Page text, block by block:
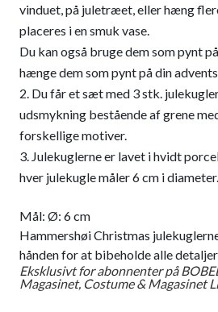
vinduet, på juletræet, eller hæng
placeres i en smuk vase.
Du kan også bruge dem som pynt
hænge dem som pynt på din
Du får et sæt med 3 stk.
udsmykning bestående af grene
forskellige motiver.
Julekuglerne er lavet i hvidt
hver julekugle måler 6 cm i diameter.
Mål: Ø: 6 cm
Hammershøi Christmas
hånden for at bibeholde alle detaljer
Eksklusivt for abonnenter på
Magasinet, Costume & Magasinet